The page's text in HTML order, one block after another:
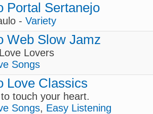
Portal Sertanejo
- Variety
Web Slow Jamz
Lovers
Songs
Love Classics
touch your heart.
Songs, Easy Listening